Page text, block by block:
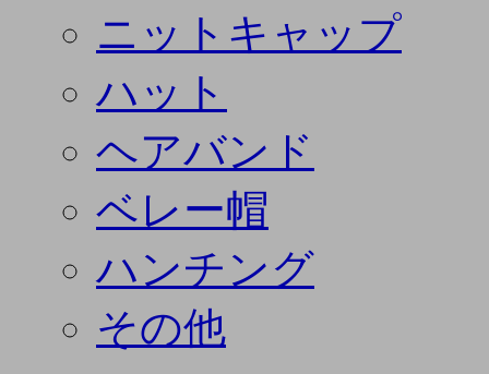
ニットキャップ
ハット
ヘアバンド
ベレー帽
ハンチング
その他